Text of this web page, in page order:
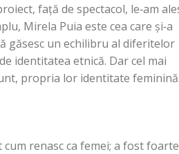
faţă de spectacol, le‑am
Mirela Puia este cea care şi‑a
găsesc un echilibru al diferitelor
identitatea etnică. Dar cel mai
propria lor identitate feminină.
cum renasc ca femei; a fost foarte